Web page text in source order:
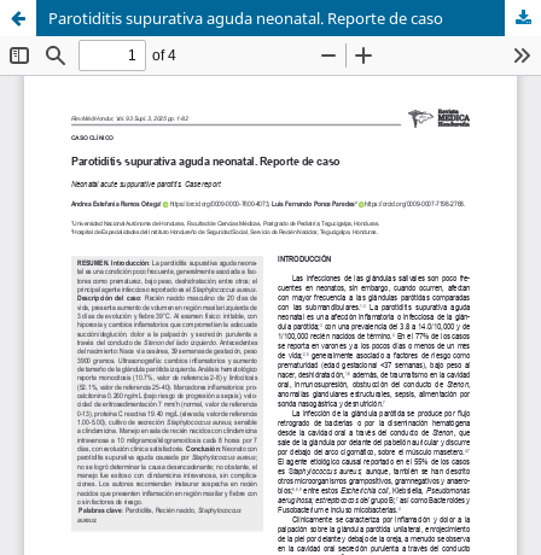
Parotiditis supurativa aguda neonatal. Reporte de caso